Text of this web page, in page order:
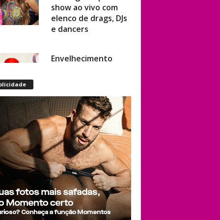
elenco de drags, DJs
e dancers
acelerado: pessoas
real, aponta
relatório
internacional
Gay de 62 anos
relembra quando,
aos 15, foi garoto de
programa por
quatro meses sem
saber: “Idiotice da
minha parte”